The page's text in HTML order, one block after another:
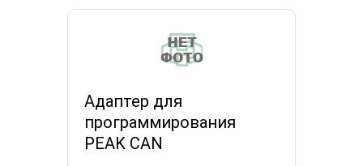
Адаптер для
программирования
PEAK CAN